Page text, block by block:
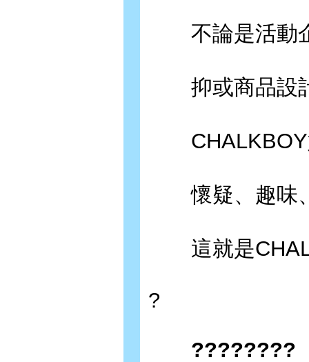
不論是活動
抑或商品設
CHALKBOY
懷疑、趣味
這就是
?
????????